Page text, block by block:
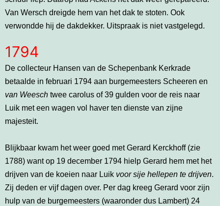
Van Wersch dreigde hem van het dak te stoten. Ook
verwondde hij de dakdekker. Uitspraak is niet vastgelegd.
1794
De collecteur Hansen van de Schepenbank Kerkrade
betaalde in februari 1794 aan burgemeesters Scheeren en
van Weesch twee carolus of 39 gulden voor de reis naar
Luik met een wagen vol haver ten dienste van zijne
majesteit.
Blijkbaar kwam het weer goed met Gerard Kerckhoff (zie
1788) want op 19 december 1794 hielp Gerard hem met het
drijven van de koeien naar Luik voor sije hellepen te drijven.
Zij deden er vijf dagen over. Per dag kreeg Gerard voor zijn
hulp van de burgemeesters (waaronder dus Lambert) 24